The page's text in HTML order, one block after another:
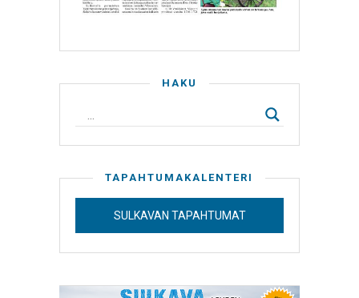
HAKU
TAPAHTUMAKALENTERI
SULKAVAN TAPAHTUMAT